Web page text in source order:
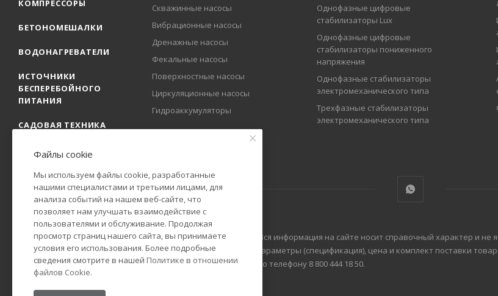
КОМПРЕССОРЫ
БЕТОНОМЕШАЛКИ
ВОДОНАГРЕВАТЕЛИ
ИСТОЧНИКИ
БЕСПЕРЕБОЙНОГО
ПИТАНИЯ
САДОВАЯ ТЕХНИКА
Скважинные насосы
Вибрационные насосы
Дренажные насосы
Фекальные насосы
Поверхностные насосы
Циркуляционные насосы
Гидроаккумуляторы
Однофазные цифровые
стабилизаторы Lux
Однофазные цифровые
стабилизаторы пониженного
напряжения
Однофазные стабилизаторы
электромеханического типа
Трехфазные стабилизаторы
электромеханического типа
2009-2025 © Официальный представитель РЕСАНТА в России. Вся информация на сайте носит справочный характер и
Гражданского кодекса Российской Федерации. Технические параметры (спецификация), цена и комплект поставки
уведомления. Уточняйте информацию у наших менеджеров по телефону 8 800 444 18 50.
Файлы cookie
Мы используем файлы cookie, разработанные
нашими специалистами и третьими лицами, для
анализа событий на нашем веб-сайте, что
позволяет нам улучшать взаимодействие с
пользователями и обслуживание. Продолжая
просмотр страниц нашего сайта, вы принимаете
условия его использования. Более подробные
сведения смотрите в нашей Политике в отношении
файлов Cookie.